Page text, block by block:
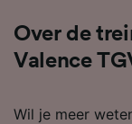
Over de
Valence
Wil je meer